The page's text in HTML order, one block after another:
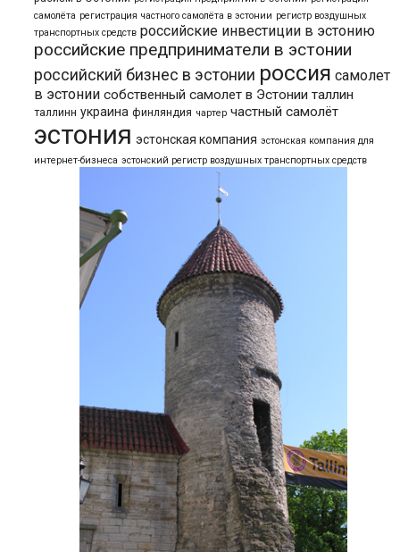
самолёта регистрация частного самолёта в эстонии регистр воздушных
транспортных средств российские инвестиции в эстонию
российские предприниматели в эстонии
российский бизнес в эстонии россия самолет
в эстонии собственный самолет в Эстонии таллин
таллинн украина финляндия чартер частный самолёт
эстония эстонская компания эстонская компания для
интернет-бизнеса эстонский регистр воздушных транспортных средств